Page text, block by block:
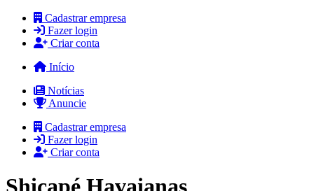
Cadastrar empresa
Fazer login
Criar conta
Início
Notícias
Anuncie
Cadastrar empresa
Fazer login
Criar conta